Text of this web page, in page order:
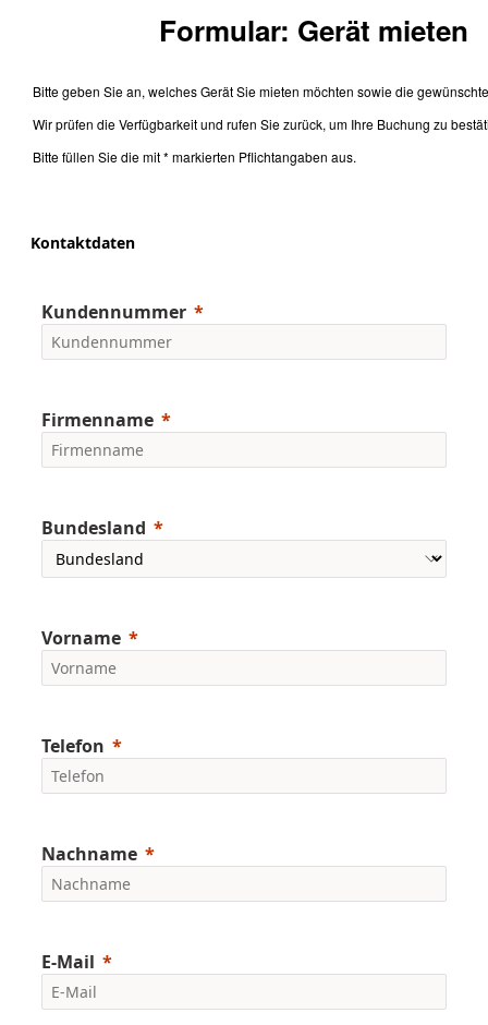
Formular: Gerät mieten
Bitte geben Sie an, welches Gerät Sie mieten möchten sowie die
Wir prüfen die Verfügbarkeit und rufen Sie zurück, um Ihre Buchung zu
Bitte füllen Sie die mit * markierten Pflichtangaben aus.
Kontaktdaten
Kundennummer
Firmenname
Bundesland
Vorname
Telefon
Nachname
E-Mail